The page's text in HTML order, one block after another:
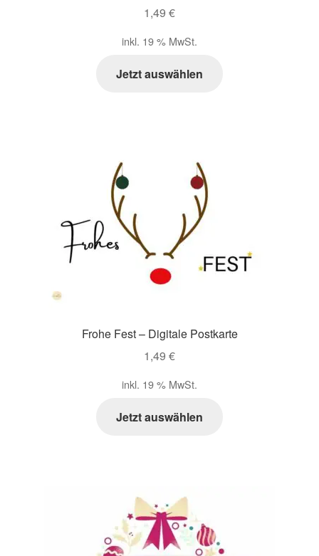
1,49 €
inkl. 19 % MwSt.
Jetzt auswählen
Frohe Fest – Digitale Postkarte
1,49 €
inkl. 19 % MwSt.
Jetzt auswählen